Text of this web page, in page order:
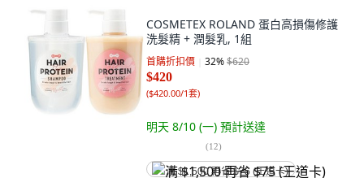
COSMETEX ROLAND 蛋白高損傷修護
洗髮精 + 潤髮乳, 1組
首購折扣價 32%$620
$420
($420.00/1套)
明天 8/10 (一) 預計送達
(12)
满 $1,500 再省 $75 (王道卡)